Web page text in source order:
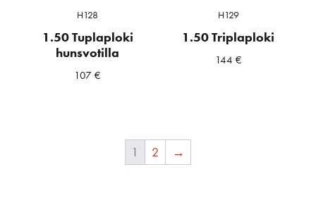
H128
1.50 Tuplaploki
hunsvotilla
107€
H129
1.50 Triplaploki
144 €
1 2 →